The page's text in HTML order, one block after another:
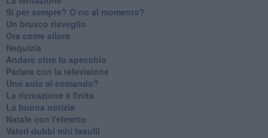
​Sì per sempre? O no al momento?
Un brusco risveglio
Ora come allora
Nequizia
Andare oltre lo specchio
Parlare con la televisione
Uno solo al comando?
La ricreazione è finita
La buona notizia
Natale con l'elmetto
Valori dubbi miti fasulli